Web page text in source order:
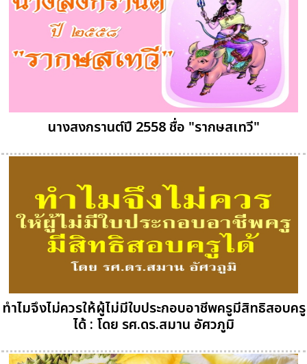
นางสงกรานต์ปี 2558 ชื่อ "รากษสเทวี"
ทำไมจึงไม่ควรให้ผู้ไม่มีใบประกอบอาชีพครูมีสิทธิสอบครู
ได้ : โดย รศ.ดร.สมาน อัศวภูมิ